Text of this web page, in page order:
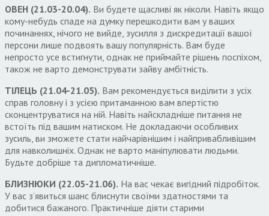
ОВЕН (21.03-20.04). Ви будете щасливі як ніколи. Навіть якщо
кому-небудь спаде на думку перешкодити вам у ваших
починаннях, нічого не вийде, зусилля з дискредитації вашої
персони лише подвоять вашу популярність. Вам буде
непросто усе встигнути, однак не приймайте рішень поспіхом,
також не варто демонструвати зайву амбітність.
ТІЛЕЦЬ (21.04-21.05). Вам рекомендується виділити з усіх
справ головну і з усією притаманною вам впертістю
сконцентруватися на ній. Навіть найскладніше питання не
встоїть під вашим натиском. Не докладаючи особливих
зусиль, ви зможете стати найчарівнішим і найпривабливішим
для навколишніх. Однак не варто маніпулювати людьми.
Будьте добріше та дипломатичніше.
БЛИЗНЮКИ (22.05-21.06). На вас чекає вигідний підробіток.
У вас з’явиться шанс блиснути своїми здатностями та
добитися бажаного. Практичніше діяти старими